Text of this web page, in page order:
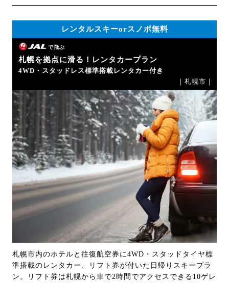
レンタルスキーorスノボ無料
で飛ぶ
札幌を拠点に滑る！レンタカープラン
4WD・スタッドレス標準搭載レンタカー付き
｜札幌市｜
札幌市内のホテルと往復航空券に4WD・スタッドタイヤ標
準搭載のレンタカー、リフト券が付いた日帰りスキープラ
ン。リフト券は札幌から車で2時間でアクセスできる10ゲレ